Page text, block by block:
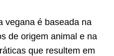
vegana é baseada na
de origem animal e na
que resultem em